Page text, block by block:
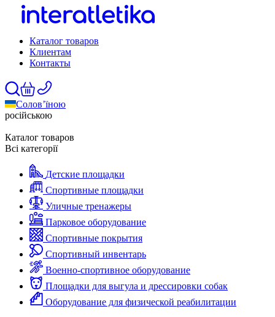
Каталог товаров
Клиентам
Контакты
Солов’їною
російською
Каталог товаров
Всі категорії
Детские площадки
Спортивные площадки
Уличные тренажеры
Парковое оборудование
Спортивные покрытия
Спортивный инвентарь
Военно-спортивное оборудование
Площадки для выгула и дрессировки собак
Оборудование для физической реабилитации